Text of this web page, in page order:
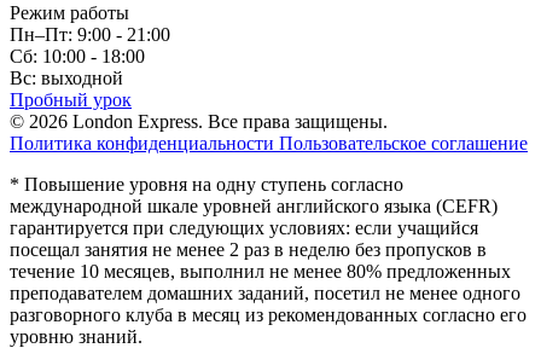
Режим работы
Пн–Пт: 9:00 - 21:00
Сб: 10:00 - 18:00
Вс: выходной
Пробный урок
© 2026 London Express. Все права защищены.
Политика конфиденциальности Пользовательское соглашение
* Повышение уровня на одну ступень согласно
международной шкале уровней английского языка (CEFR)
гарантируется при следующих условиях: если учащийся
посещал занятия не менее 2 раз в неделю без пропусков в
течение 10 месяцев, выполнил не менее 80% предложенных
преподавателем домашних заданий, посетил не менее одного
разговорного клуба в месяц из рекомендованных согласно его
уровню знаний.